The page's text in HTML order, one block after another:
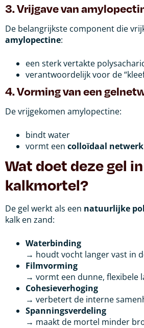
3. Vrijgave van
De belangrijkste component die
amylopectine:
een sterk vertakte
verantwoordelijk voor de
4. Vorming van een
De vrijgekomen amylopectine:
bindt water
vormt een colloïdaal netwerk
Wat doet deze gel in
kalkmortel?
De gel werkt als een natuurlijke
kalk en zand:
Waterbinding
→ houdt vocht langer vast in
Filmvorming
→ vormt een dunne, flexibele
Cohesieverhoging
→ verbetert de interne
Spanningsverdeling
→ maakt de mortel minder